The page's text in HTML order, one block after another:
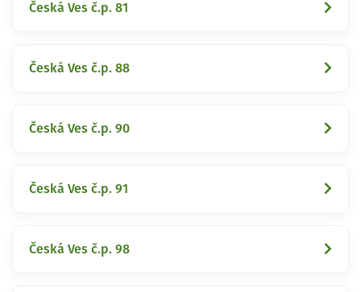
Česká Ves č.p. 81
Česká Ves č.p. 88
Česká Ves č.p. 90
Česká Ves č.p. 91
Česká Ves č.p. 98